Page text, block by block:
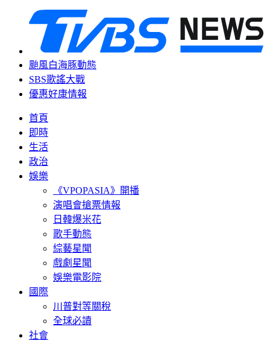
颱風白海豚動態
SBS歌謠大戰
優惠好康情報
首頁
即時
生活
政治
娛樂
《VPOPASIA》開播
演唱會搶票情報
日韓爆米花
歌手動態
綜藝星聞
戲劇星聞
娛樂電影院
國際
川普對等關稅
全球必讀
社會